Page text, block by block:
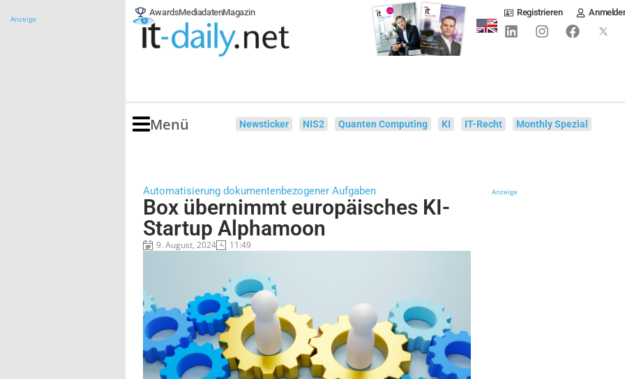
Anzeige
AwardsMediadatenMagazin Registrieren
Menü Newsticker NIS2 Quanten Computing KI IT-Recht Monthly Spezial
Automatisierung dokumentenbezogener Aufgaben
Box übernimmt europäisches KI-
Startup Alphamoon
9. August, 2024 11:49
Anzeige